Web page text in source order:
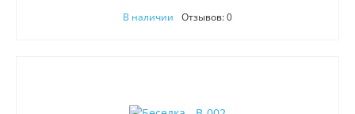
В наличии Отзывов: 0